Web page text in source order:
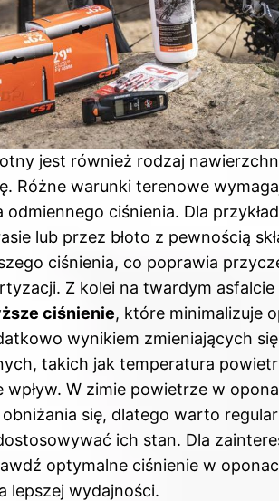
jest również rodzaj
Różne warunki terenowe
odmiennego ciśnienia. Dla
lub przez błoto z pewnością
ciśnienia, co poprawia
Z kolei na twardym asfalcie
ciśnienie, które minimalizuje
wynikiem zmieniających
takich jak temperatura
wpływ. W zimie powietrze w
się, dlatego warto
ich stan. Dla
optymalne ciśnienie w
lepszej wydajności.